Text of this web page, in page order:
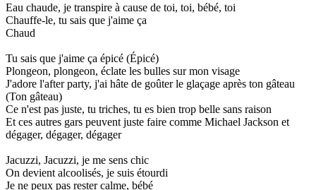
Eau chaude, je transpire à cause de toi, toi, bébé, toi
Chauffe-le, tu sais que j'aime ça
Chaud
Tu sais que j'aime ça épicé (Épicé)
Plongeon, plongeon, éclate les bulles sur mon visage
J'adore l'after party, j'ai hâte de goûter le glaçage après ton gâteau
(Ton gâteau)
Ce n'est pas juste, tu triches, tu es bien trop belle sans raison
Et ces autres gars peuvent juste faire comme Michael Jackson et
dégager, dégager, dégager
Jacuzzi, Jacuzzi, je me sens chic
On devient alcoolisés, je suis étourdi
Je ne peux pas rester calme, bébé